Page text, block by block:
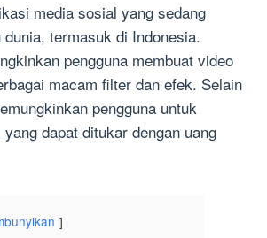
media sosial yang sedang
termasuk di Indonesia.
pengguna membuat video
macam filter dan efek. Selain
pengguna untuk
dapat ditukar dengan uang